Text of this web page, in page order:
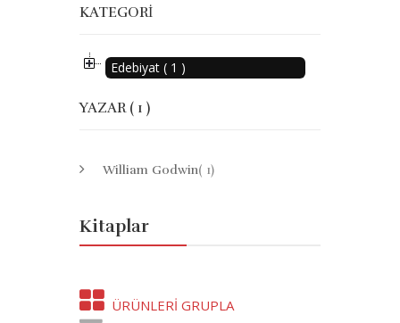
KATEGORI
Edebiyat ( 1 )
YAZAR ( 1 )
William Godwin( 1)
Kitaplar
ÜRÜNLERI GRUPLA